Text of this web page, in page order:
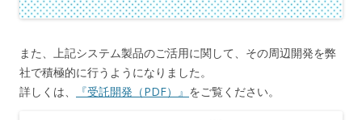
また、上記システム製品のご活用に関して、その周辺開発を弊
社で積極的に行うようになりました。
詳しくは、
『受託開発（PDF）』 をご覧ください。